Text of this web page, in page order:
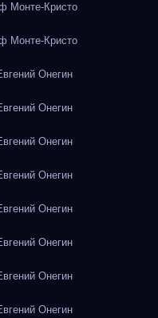
Монте-Кристо
Монте-Кристо
Онегин
Онегин
Онегин
Онегин
Онегин
Онегин
Онегин
Онегин